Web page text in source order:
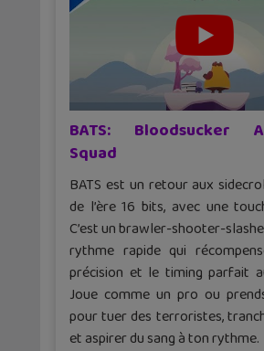
BATS: Bloodsucker
Squad
BATS est un retour aux
de l’ère 16 bits, avec une
C’est un brawler-shooter-
rythme rapide qui
précision et le timing parfait
Joue comme un pro ou
pour tuer des terroristes,
et aspirer du sang à ton rythme.